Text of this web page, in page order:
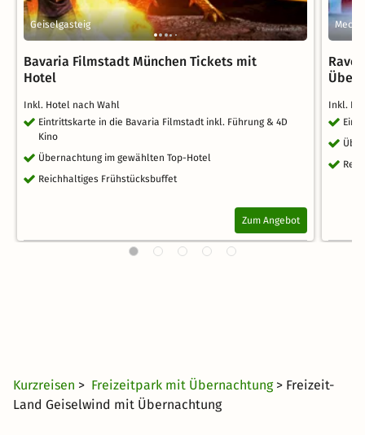
Geiselgasteig
Bavaria Filmstadt München Tickets mit
Hotel
Inkl. Hotel nach Wahl
Eintrittskarte in die Bavaria Filmstadt inkl. Führung & 4D
Kino
Übernachtung im gewählten Top-Hotel
Reichhaltiges Frühstücksbuffet
Zum Angebot
Inkl.
Kurzreisen > Freizeitpark mit Übernachtung > Freizeit-
Land Geiselwind mit Übernachtung